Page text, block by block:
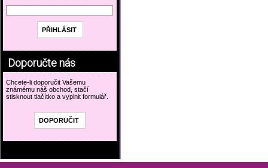
Doporučte nás
Chcete-li doporučit Vašemu
známému náš obchod, stačí
stisknout tlačítko a vyplnit formulář.